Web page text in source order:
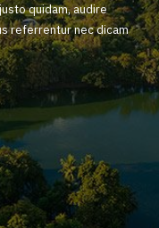
quidam, audire
referrentur nec dicam